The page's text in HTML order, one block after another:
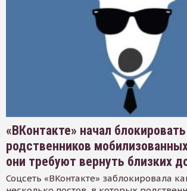
«ВКонтакте» начал
родственников
они требуют вернуть близких
Соцсеть «ВКонтакте» заблокировала